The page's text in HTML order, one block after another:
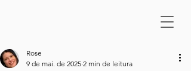
Rose
9 de mai. de 2025 2 min de leitura